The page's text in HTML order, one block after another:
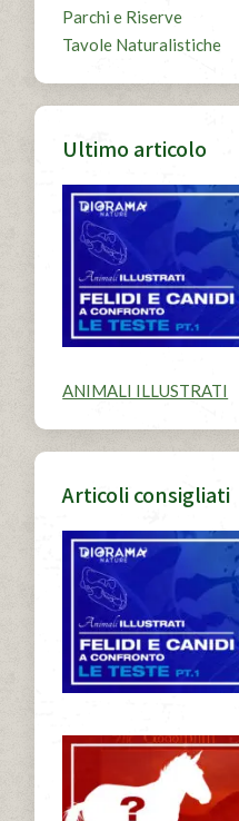
Parchi e Riserve
Tavole Naturalistiche
Ultimo articolo
ANIMALI ILLUSTRATI
Articoli consigliati